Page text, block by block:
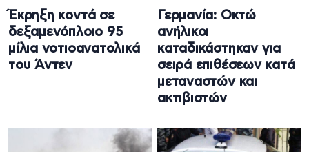
Έκρηξη κοντά σε
δεξαμενόπλοιο 95
μίλια νοτιοανατολικά
του Άντεν
Γερμανία: Οκτώ
ανήλικοι
καταδικάστηκαν για
σειρά επιθέσεων κατά
μεταναστών και
ακτιβιστών